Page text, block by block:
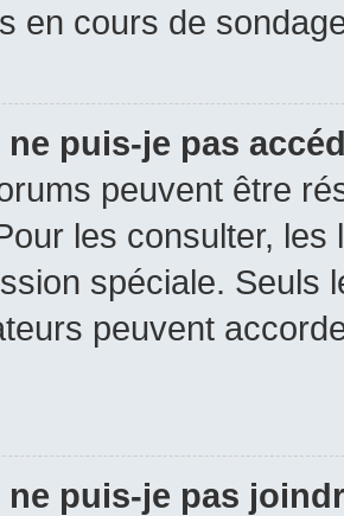
en cours de
puis-je pas
peuvent être
les consulter,
spéciale. Seuls
peuvent
puis-je pas